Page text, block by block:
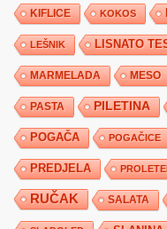
KIFLICE KOKOS
LEŠNIK LISNATO
MARMELADA MESO
PASTA PILETINA
POGAČA POGAČICE
PREDJELA
RUČAK SALATA